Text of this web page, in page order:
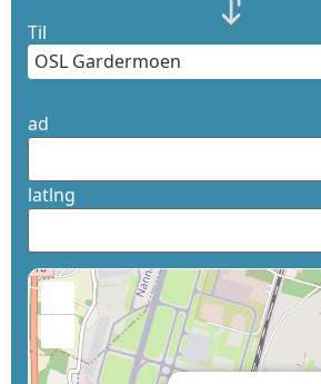
Til
ad
latlng